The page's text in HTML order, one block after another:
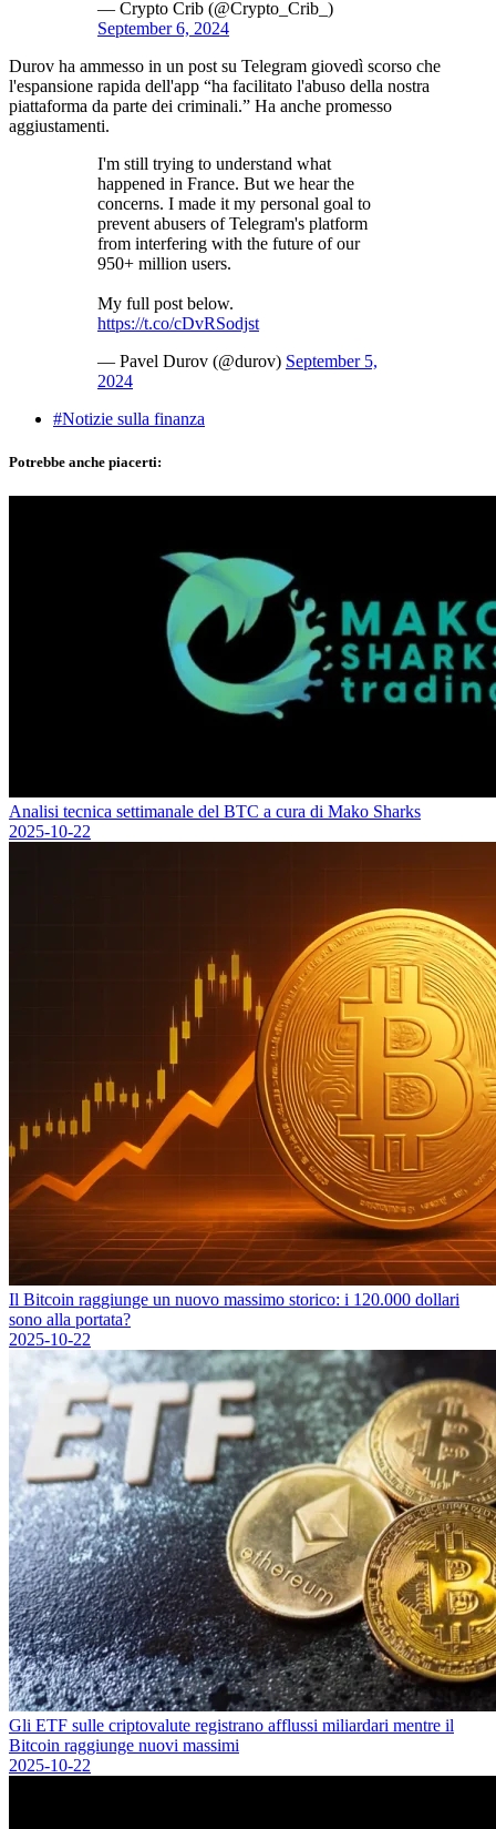
— Crypto Crib (@Crypto_Crib_)
September 6, 2024
Durov ha ammesso in un post su Telegram giovedì scorso che
l'espansione rapida dell'app “ha facilitato l'abuso della nostra
piattaforma da parte dei criminali.” Ha anche promesso
aggiustamenti.
I'm still trying to understand what
happened in France. But we hear the
concerns. I made it my personal goal to
prevent abusers of Telegram's platform
from interfering with the future of our
950+ million users.
My full post below.
https://t.co/cDvRSodjst
— Pavel Durov (@durov) September 5,
2024
#Notizie sulla finanza
Potrebbe anche piacerti:
Analisi tecnica settimanale del BTC a cura di Mako Sharks
2025-10-22
Il Bitcoin raggiunge un nuovo massimo storico: i 120.000 dollari
sono alla portata?
2025-10-22
Gli ETF sulle criptovalute registrano afflussi miliardari mentre il
Bitcoin raggiunge nuovi massimi
2025-10-22